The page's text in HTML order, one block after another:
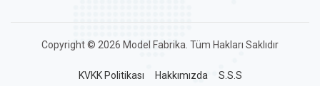
Copyright © 2026 Model Fabrika. Tüm Hakları Saklıdır
KVKK Politikası Hakkımızda S.S.S